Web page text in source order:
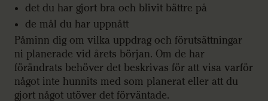
det du har gjort bra och blivit bättre på
de mål du har uppnått
Påminn dig om vilka uppdrag och förutsättningar
ni planerade vid årets början. Om de har
förändrats behöver det beskrivas för att visa varför
något inte hunnits med som planerat eller att du
gjort något utöver det förväntade.